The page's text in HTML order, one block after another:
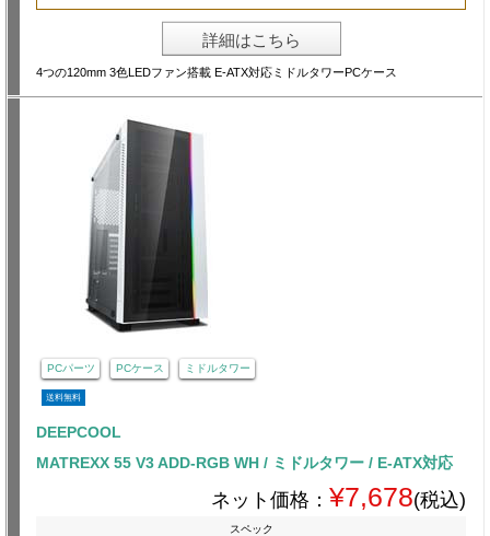
詳細はこちら
4つの120mm 3色LEDファン搭載 E-ATX対応ミドルタワーPCケース
PCパーツ PCケース ミドルタワー
送料無料
DEEPCOOL
MATREXX 55 V3 ADD-RGB WH / ミドルタワー / E-ATX対応
ネット価格： ¥7,678(税込)
スペック